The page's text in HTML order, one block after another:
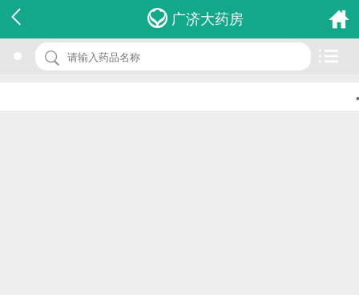
广济大药房
•
名 称：伤湿止痛膏
品 牌：(力康)